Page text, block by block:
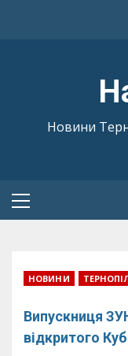
Новини
Primary
НОВИНИ
Випускниця
відкритого